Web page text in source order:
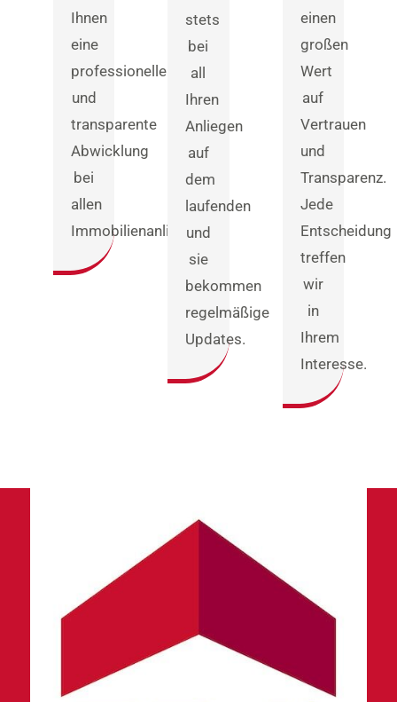
Ihnen
eine
professionelle
und
transparente
Abwicklung
bei
allen
Immobilienanliegen.
stets
bei
all
Ihren
Anliegen
auf
dem
laufenden
und
sie
bekommen
regelmäßige
Updates.
einen
großen
Wert
auf
Vertrauen
und
Transparenz.
Jede
Entscheidung
treffen
wir
in
Ihrem
Interesse.